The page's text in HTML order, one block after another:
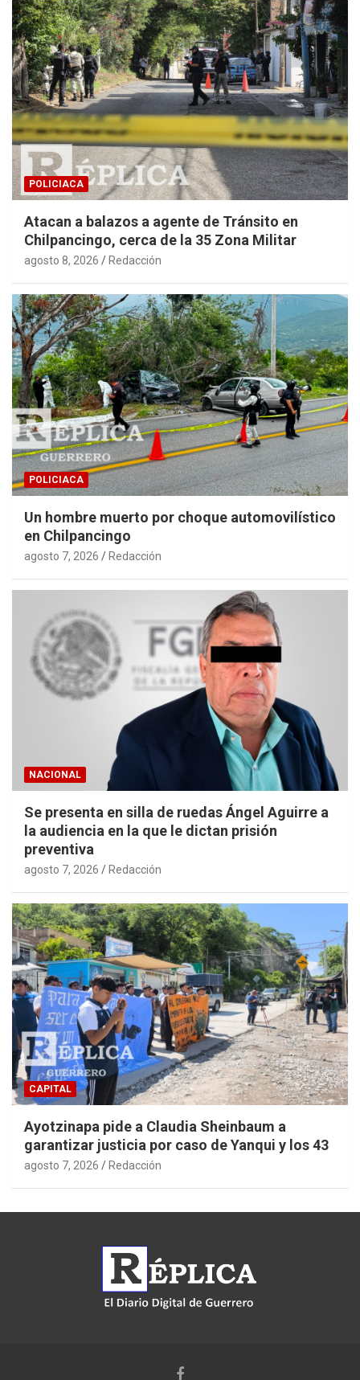
POLICIACA
Atacan a balazos a agente de Tránsito en
Chilpancingo, cerca de la 35 Zona Militar
agosto 8, 2026 Redacción
POLICIACA
Un hombre muerto por choque automovilístico
en Chilpancingo
agosto 7, 2026 Redacción
NACIONAL
Se presenta en silla de ruedas Ángel Aguirre a
la audiencia en la que le dictan prisión
preventiva
agosto 7, 2026 Redacción
CAPITAL
Ayotzinapa pide a Claudia Sheinbaum a
garantizar justicia por caso de Yanqui y los 43
agosto 7, 2026 Redacción